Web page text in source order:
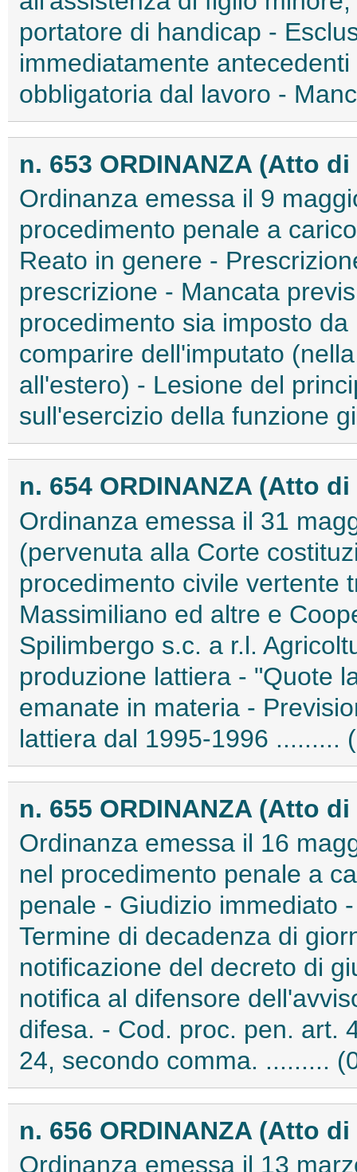
portatore di handicap -
immediatamente
obbligatoria dal lavoro -
n. 653 ORDINANZA (Atto
Ordinanza emessa il 9
procedimento penale a
Reato in genere -
prescrizione - Mancata
procedimento sia imposto
comparire dell'imputato
all'estero) - Lesione del
sull'esercizio della funzione
n. 654 ORDINANZA (Atto
Ordinanza emessa il 31
(pervenuta alla Corte
procedimento civile vertente
Massimiliano ed altre e
Spilimbergo s.c. a r.l.
produzione lattiera - "Quote
emanate in materia -
lattiera dal 1995-1996 .........
n. 655 ORDINANZA (Atto
Ordinanza emessa il 16
nel procedimento penale a
penale - Giudizio immediato
Termine di decadenza di
notificazione del decreto di
notifica al difensore
difesa. - Cod. proc. pen. art.
24, secondo comma. .........
n. 656 ORDINANZA (Atto
Ordinanza emessa il 13